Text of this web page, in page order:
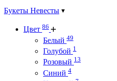
Букеты Невесты
Цвет 86
Белый 49
Голубой 1
Розовый 13
Синий 4